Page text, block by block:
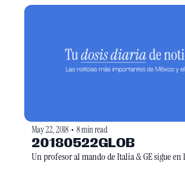
May 22, 2018 • 8 min read
20180522GLOB
Un profesor al mando de Italia & GE sigue en